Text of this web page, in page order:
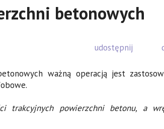
betonowych
udostępnij
ważną operacją jest
trakcyjnych powierzchni betonu, a